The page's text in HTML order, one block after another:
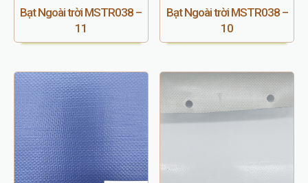
Bạt Ngoài trời MSTR038 –
11
Bạt Ngoài trời MSTR038 –
10